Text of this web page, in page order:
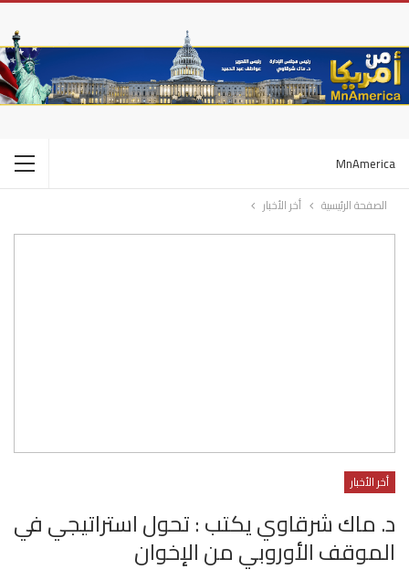
MnAmerica
الصفحة الرئيسية أخر الأخبار
أخر الأخبار
د. ماك شرقاوي يكتب : تحول استراتيجي في
الموقف الأوروبي من الإخوان